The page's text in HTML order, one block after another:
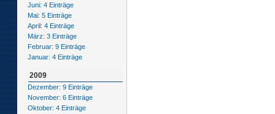
Juni: 4 Einträge
Mai: 5 Einträge
April: 4 Einträge
März: 3 Einträge
Februar: 9 Einträge
Januar: 4 Einträge
2009
Dezember: 9 Einträge
November: 6 Einträge
Oktober: 4 Einträge